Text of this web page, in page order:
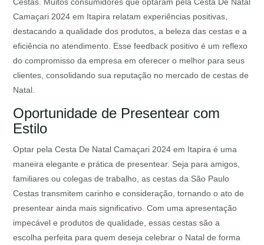
Camaçari 2024 em Itapira relatam experiências positivas,
destacando a qualidade dos produtos, a beleza das cestas e a
eficiência no atendimento. Esse feedback positivo é um reflexo
do compromisso da empresa em oferecer o melhor para seus
clientes, consolidando sua reputação no mercado de cestas de
Natal.
Oportunidade de Presentear com
Estilo
Optar pela Cesta De Natal Camaçari 2024 em Itapira é uma
maneira elegante e prática de presentear. Seja para amigos,
familiares ou colegas de trabalho, as cestas da São Paulo
Cestas transmitem carinho e consideração, tornando o ato de
presentear ainda mais significativo. Com uma apresentação
impecável e produtos de qualidade, essas cestas são a
escolha perfeita para quem deseja celebrar o Natal de forma